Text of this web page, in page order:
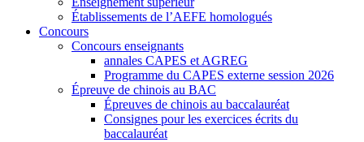
Établissements de l’AEFE homologués
Concours
Concours enseignants
annales CAPES et AGREG
Programme du CAPES externe session 2026
Épreuve de chinois au BAC
Épreuves de chinois au baccalauréat
Consignes pour les exercices écrits du
baccalauréat